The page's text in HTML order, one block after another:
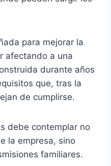
para mejorar la
afectando a una
durante años
que, tras la
de cumplirse.
debe contemplar no
la empresa, sino
familiares.